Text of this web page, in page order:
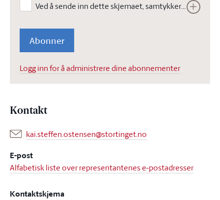
Ved å sende inn dette skjemaet, samtykker jeg i at Stortinget kan lagre opplysningene jeg har gitt i skjemaet. Opplysningene vil ikke bli brukt til annet enn å kunne gjennomføre den bestilte tjenesten. Les vår
Abonner
Logg inn for å administrere dine abonnementer
Kontakt
kai.steffen.ostensen@stortinget.no
E-post
Alfabetisk liste over representantenes e-postadresser
Kontaktskjema